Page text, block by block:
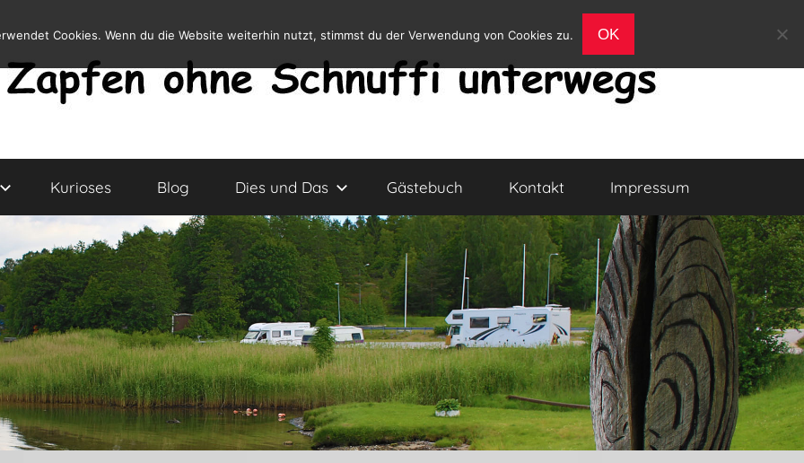
Kurioses Blog Dies und Das Gästebuch Kontakt Impressum
Cookies. Wenn du die Website weiterhin nutzt, stimmst du der Verwendung von Cookies zu. OK